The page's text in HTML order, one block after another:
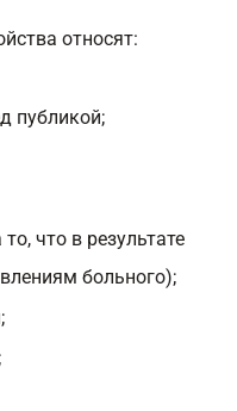
относят:
публикой;
что в результате
больного);